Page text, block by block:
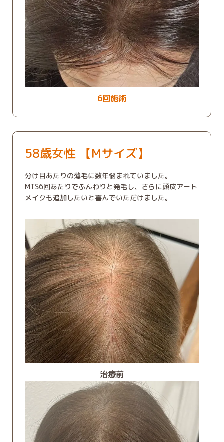
6回施術
58歳女性 【Mサイズ】
分け目あたりの薄毛に数年悩まれていました。
MTS6回あたりでふんわりと発毛し、さらに頭皮アート
メイクも追加したいと喜んでいただけました。
治療前